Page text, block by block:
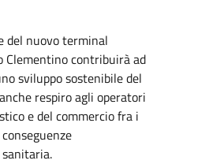
del nuovo terminal
Clementino contribuirà ad
sviluppo sostenibile del
respiro agli operatori
e del commercio fra i
sanitaria.